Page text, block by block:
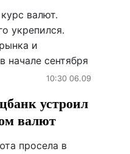
валют.
укрепился.
и
начале сентября
10:30 06.09
устроил
валют
просела в